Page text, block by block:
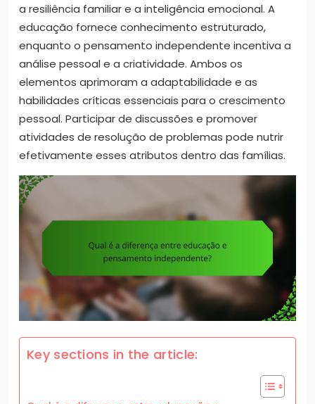
a resiliência familiar e a inteligência emocional. A
educação fornece conhecimento estruturado,
enquanto o pensamento independente incentiva a
análise pessoal e a criatividade. Ambos os
elementos aprimoram a adaptabilidade e as
habilidades críticas essenciais para o crescimento
pessoal. Participar de discussões e promover
atividades de resolução de problemas pode nutrir
efetivamente esses atributos dentro das famílias.
Key sections in the article: